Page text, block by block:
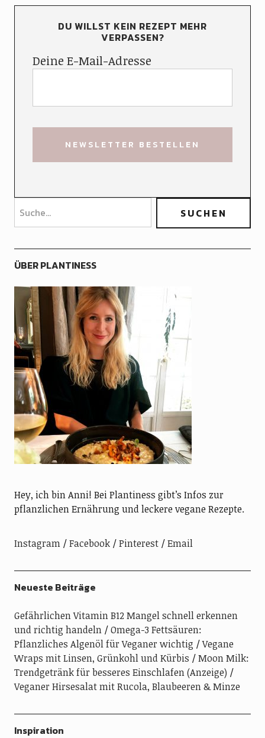
DU WILLST KEIN REZEPT MEHR
VERPASSEN?
Deine E-Mail-Adresse
ÜBER PLANTINESS
Hey, ich bin Anni! Bei Plantiness gibt’s Infos zur
pflanzlichen Ernährung und leckere vegane Rezepte.
Instagram Facebook Pinterest Email
Neueste Beiträge
Gefährlichen Vitamin B12 Mangel schnell erkennen
und richtig handeln
Omega-3 Fettsäuren:
Pflanzliches Algenöl für Veganer wichtig
Vegane
Wraps mit Linsen, Grünkohl und Kürbis
Moon Milk:
Trendgetränk für besseres Einschlafen (Anzeige)
Veganer Hirsesalat mit Rucola, Blaubeeren & Minze
Inspiration